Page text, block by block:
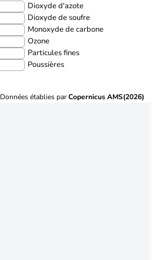
Dioxyde d'azote
Dioxyde de soufre
Monoxyde de carbone
Ozone
Particules fines
Poussières
Données établies parCopernicus AMS(2026)